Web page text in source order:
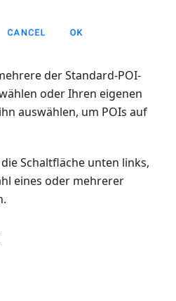
der Standard-POI-
oder Ihren eigenen
auswählen, um POIs auf
Schaltfläche unten links,
eines oder mehrerer